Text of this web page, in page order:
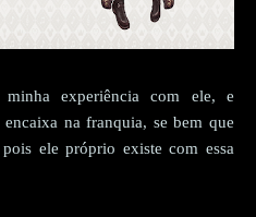
experiência com ele, e
na franquia, se bem que
ele próprio existe com essa